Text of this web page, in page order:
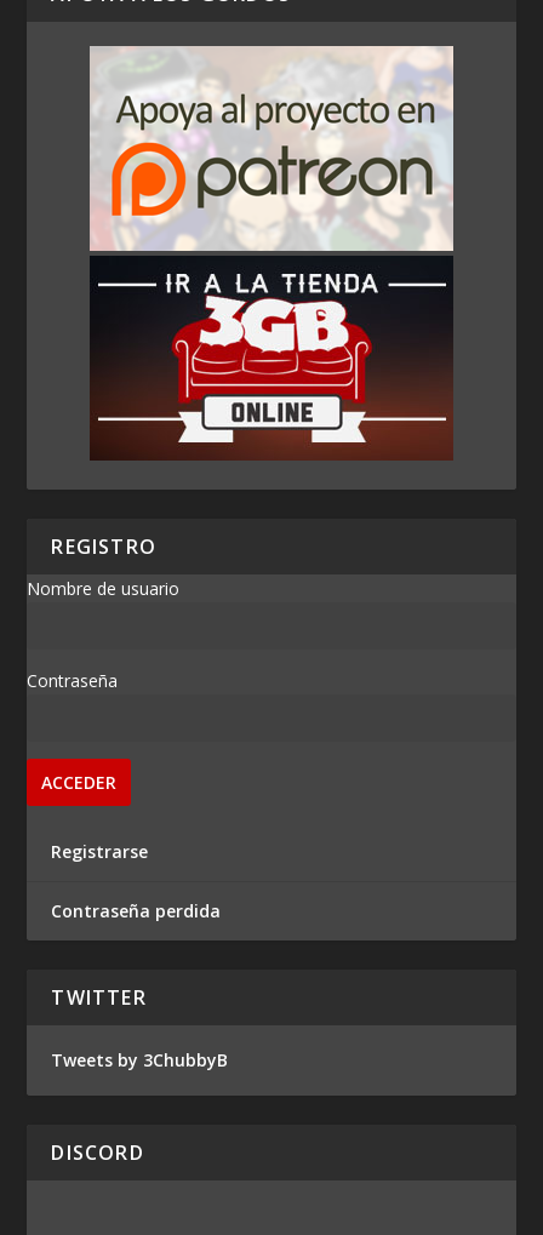
REGISTRO
Nombre de usuario
Contraseña
Registrarse
Contraseña perdida
TWITTER
Tweets by 3ChubbyB
DISCORD